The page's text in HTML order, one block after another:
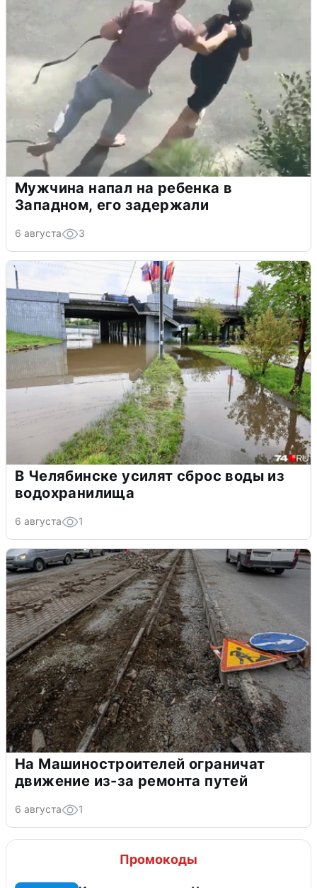
Мужчина напал на ребенка в
Западном, его задержали
6 августа 3
В Челябинске усилят сброс воды из
водохранилища
6 августа 1
На Машиностроителей ограничат
движение из-за ремонта путей
6 августа 1
Промокоды